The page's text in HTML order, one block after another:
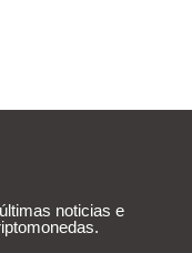
noticias e